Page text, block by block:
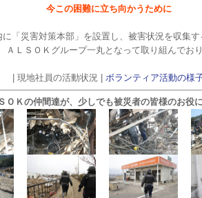
今この困難に立ち向かうために
「災害対策本部」を設置し、被害状況を収集
ＬＳＯＫグループ一丸となって取り組んでおり
| 現地社員の活動状況 | ボランティア活動の様
Ｋの仲間達が、少しでも被災者の皆様のお役